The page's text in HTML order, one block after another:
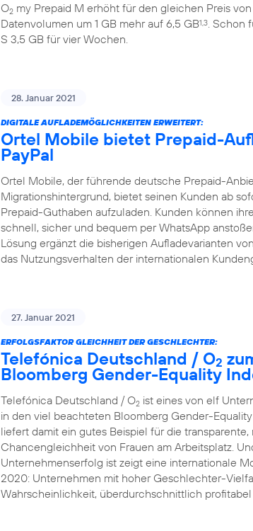
O2 my Prepaid M erhöht für den gleichen Preis
Datenvolumen um 1 GB mehr auf 6,5 GB1,3. Schon
S 3,5 GB für vier Wochen.
28. Januar 2021
DIGITALE AUFLADEMÖGLICHKEITEN ERWEITERT:
Ortel Mobile bietet Prepaid-
PayPal
Ortel Mobile, der führende deutsche Prepaid-
Migrationshintergrund, bietet seinen Kunden ab
Prepaid-Guthaben aufzuladen. Kunden können
schnell, sicher und bequem per WhatsApp
Lösung ergänzt die bisherigen Aufladevarianten
das Nutzungsverhalten der internationalen
27. Januar 2021
ERFOLGSFAKTOR GLEICHHEIT DER GESCHLECHTER:
Telefónica Deutschland / O2
Bloomberg Gender-Equality
Telefónica Deutschland / O2 ist eines von elf
in den viel beachteten Bloomberg Gender-
liefert damit ein gutes Beispiel für die
Chancengleichheit von Frauen am Arbeitsplatz.
Unternehmenserfolg ist zeigt eine internationale
2020: Unternehmen mit hoher Geschlechter-
Wahrscheinlichkeit, überdurchschnittlich profitabel